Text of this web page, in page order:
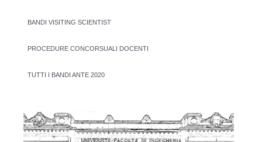
BANDI VISITING SCIENTIST
PROCEDURE CONCORSUALI DOCENTI
TUTTI I BANDI ANTE 2020